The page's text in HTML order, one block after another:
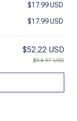
$17.99 USD
$17.99 USD
$52.22 USD
$54.97 USD